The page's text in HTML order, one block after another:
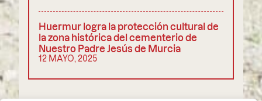
Huermur logra la protección cultural de
la zona histórica del cementerio de
Nuestro Padre Jesús de Murcia
12 MAYO, 2025